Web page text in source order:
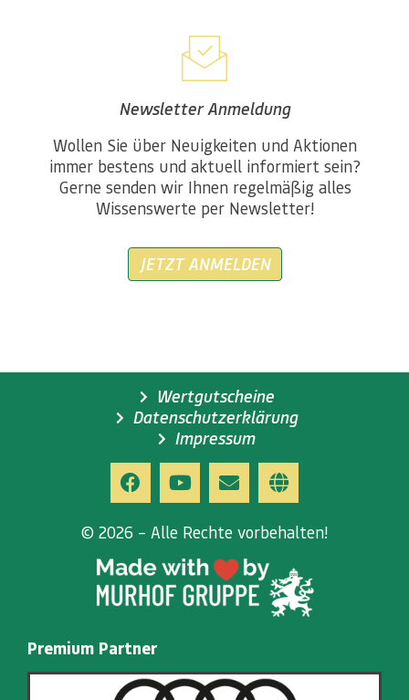
Newsletter Anmeldung
Wollen Sie über Neuigkeiten und Aktionen
immer bestens und aktuell informiert sein?
Gerne senden wir Ihnen regelmäßig alles
Wissenswerte per Newsletter!
JETZT ANMELDEN
Wertgutscheine
Datenschutzerklärung
Impressum
© 2026 – Alle Rechte vorbehalten!
Premium Partner